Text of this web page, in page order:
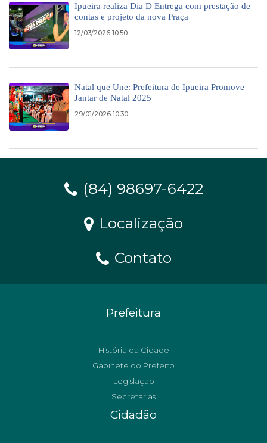
Ipueira realiza Dia D Entrega com prestação de
contas e projeto da nova Praça
12/03/2026 10:50
Natal que Une: Prefeitura de Ipueira Promove
Jantar de Natal 2025
29/01/2026 10:30
(84) 98697-6422
Localização
Contato
Prefeitura
História da Cidade
Gabinete do Prefeito
Legislação
Secretarias
Cidadão